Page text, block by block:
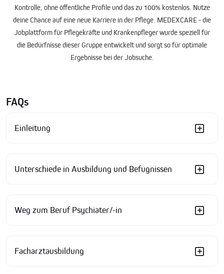
Kontrolle, ohne öffentliche Profile und das zu 100% kostenlos. Nutze
deine Chance auf eine neue Karriere in der Pflege. MEDEXCARE - die
Jobplattform für Pflegekräfte und Krankenpflegerwurde speziell für
die Bedürfnisse dieser Gruppe entwickelt und sorgt so für optimale
Ergebnisse bei der Jobsuche.
FAQs
Einleitung
Unterschiede in Ausbildung und Befugnissen
Weg zum Beruf Psychiater/-in
Facharztausbildung